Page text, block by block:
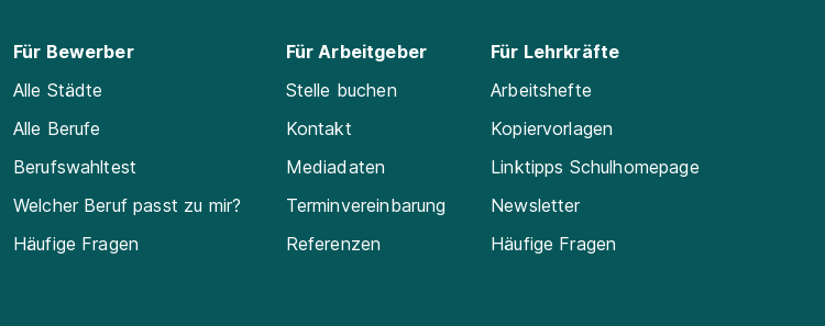
Für Bewerber
Alle Städte
Alle Berufe
Berufswahltest
Welcher Beruf passt zu mir?
Häufige Fragen
Für Arbeitgeber
Stelle buchen
Kontakt
Mediadaten
Terminvereinbarung
Referenzen
Für Lehrkräfte
Arbeitshefte
Kopiervorlagen
Linktipps Schulhomepage
Newsletter
Häufige Fragen